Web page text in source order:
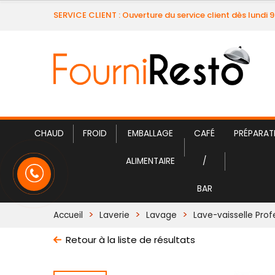
SERVICE CLIENT : Ouverture du service client dès lundi
CHAUD FROID EMBALLAGE
ALIMENTAIRE
CAFÉ
/
BAR
Accueil Laverie Lavage Lave-vaisselle
Retour à la liste de résultats